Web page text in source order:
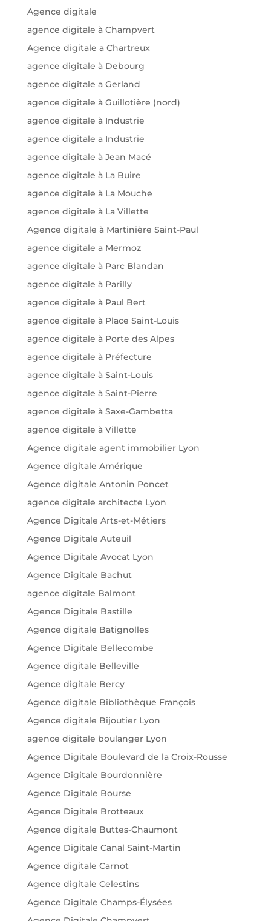
Agence digitale
agence digitale à Champvert
Agence digitale a Chartreux
agence digitale à Debourg
agence digitale a Gerland
agence digitale à Guillotière (nord)
agence digitale à Industrie
agence digitale a Industrie
agence digitale à Jean Macé
agence digitale à La Buire
agence digitale à La Mouche
agence digitale à La Villette
Agence digitale à Martinière Saint-Paul
agence digitale a Mermoz
agence digitale à Parc Blandan
agence digitale à Parilly
agence digitale à Paul Bert
agence digitale à Place Saint-Louis
agence digitale à Porte des Alpes
agence digitale à Préfecture
agence digitale à Saint-Louis
agence digitale à Saint-Pierre
agence digitale à Saxe-Gambetta
agence digitale à Villette
Agence digitale agent immobilier Lyon
Agence digitale Amérique
Agence digitale Antonin Poncet
agence digitale architecte Lyon
Agence Digitale Arts-et-Métiers
Agence Digitale Auteuil
Agence Digitale Avocat Lyon
Agence Digitale Bachut
agence digitale Balmont
Agence Digitale Bastille
Agence digitale Batignolles
Agence Digitale Bellecombe
Agence digitale Belleville
Agence digitale Bercy
Agence digitale Bibliothèque François
Agence digitale Bijoutier Lyon
agence digitale boulanger Lyon
Agence Digitale Boulevard de la Croix-Rousse
Agence Digitale Bourdonnière
Agence Digitale Bourse
Agence Digitale Brotteaux
Agence digitale Buttes-Chaumont
Agence Digitale Canal Saint-Martin
Agence digitale Carnot
Agence digitale Celestins
Agence Digitale Champs-Élysées